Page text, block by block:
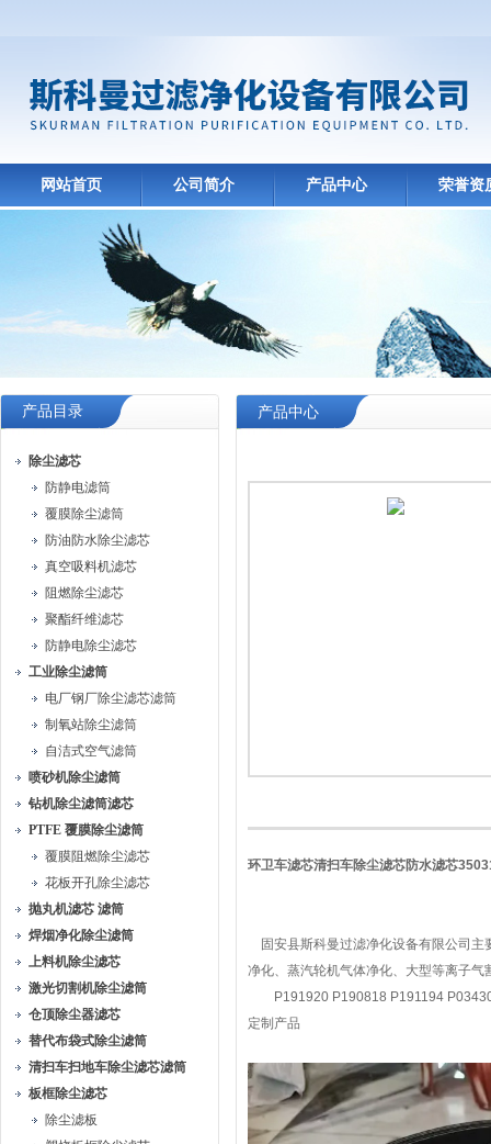
网站首页 公司简介 产品中心 荣誉资
产品目录
除尘滤芯
防静电滤筒
覆膜除尘滤筒
防油防水除尘滤芯
真空吸料机滤芯
阻燃除尘滤芯
聚酯纤维滤芯
防静电除尘滤芯
工业除尘滤筒
电厂钢厂除尘滤芯滤筒
制氧站除尘滤筒
自洁式空气滤筒
喷砂机除尘滤筒
钻机除尘滤筒滤芯
PTFE 覆膜除尘滤筒
覆膜阻燃除尘滤芯
花板开孔除尘滤芯
抛丸机滤芯 滤筒
焊烟净化除尘滤筒
上料机除尘滤芯
激光切割机除尘滤筒
仓顶除尘器滤芯
替代布袋式除尘滤筒
清扫车扫地车除尘滤芯滤筒
板框除尘滤芯
除尘滤板
产品中心
环卫车滤芯清扫车除尘滤芯防水滤芯
固安县斯科曼过滤净化设备有限公司主
净化、蒸汽轮机气体净化、大型等离子
P191920 P190818 P191194
定制产品